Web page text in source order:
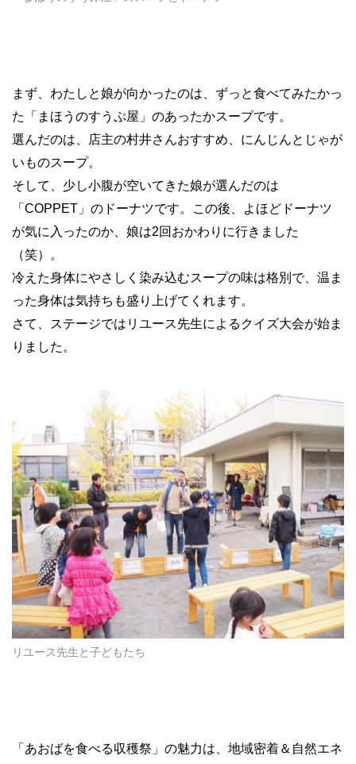
まず、わたしと娘が向かったのは、ずっと食べてみたかっ
た「まほうのすうぷ屋」のあったかスープです。
選んだのは、店主の村井さんおすすめ、にんじんとじゃが
いものスープ。
そして、少し小腹が空いてきた娘が選んだのは
「 COPPET 」のドーナツです。この後、よほどドーナツ
が気に入ったのか、娘は2回おかわりに行きました
（笑）。
冷えた身体にやさしく染み込むスープの味は格別で、温ま
った身体は気持ちも盛り上げてくれます。
さて、ステージではリユース先生によるクイズ大会が始ま
りました。
リユース先生と子どもたち
「あおばを食べる収穫祭」の魅力は、地域密着＆自然エネ